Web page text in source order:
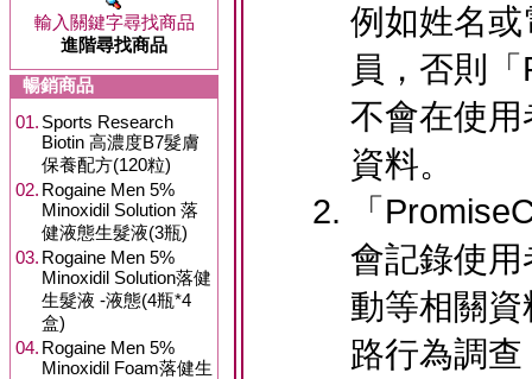
輸入關鍵字尋找商品
進階尋找商品
暢銷商品
01. Sports Research
Biotin 高濃度B7髮膚
保養配方(120粒)
02. Rogaine Men 5%
Minoxidil Solution 落
健液態生髮液(3瓶)
03. Rogaine Men 5%
Minoxidil Solution落健
生髮液 -液態(4瓶*4
盒)
04. Rogaine Men 5%
Minoxidil Foam落健生
例如姓名
員，否則
不會在使
資料。
「
會記錄使
動等相關
路行為調